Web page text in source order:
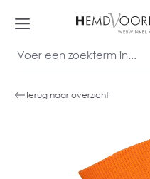
Terug naar overzicht